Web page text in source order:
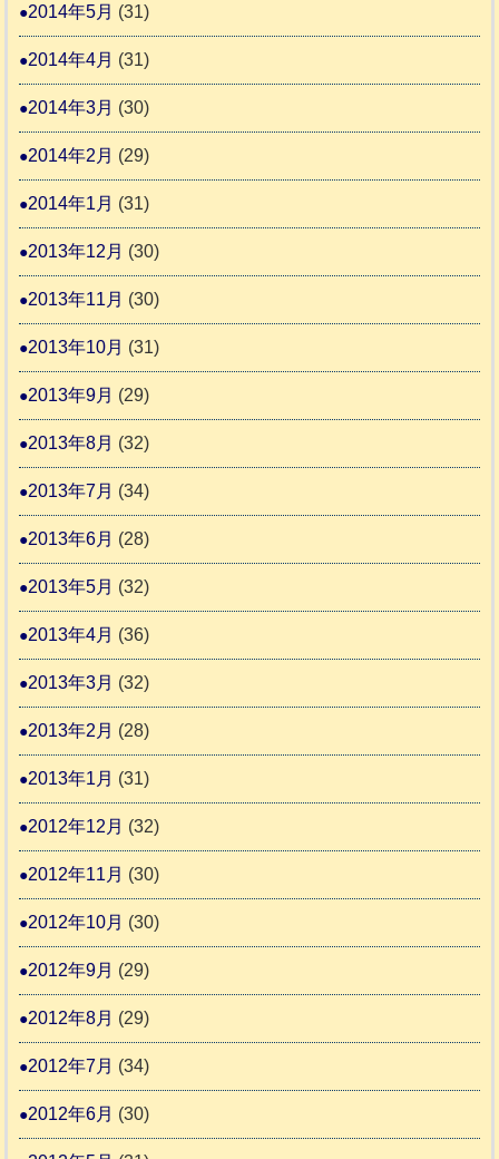
2014年5月 (31)
2014年4月 (31)
2014年3月 (30)
2014年2月 (29)
2014年1月 (31)
2013年12月 (30)
2013年11月 (30)
2013年10月 (31)
2013年9月 (29)
2013年8月 (32)
2013年7月 (34)
2013年6月 (28)
2013年5月 (32)
2013年4月 (36)
2013年3月 (32)
2013年2月 (28)
2013年1月 (31)
2012年12月 (32)
2012年11月 (30)
2012年10月 (30)
2012年9月 (29)
2012年8月 (29)
2012年7月 (34)
2012年6月 (30)